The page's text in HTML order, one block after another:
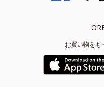
お買い物をも